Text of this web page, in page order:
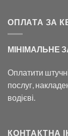
ОПЛАТА ЗА
МІНІМАЛЬНЕ
Оплатити
послуг,
водієві.
КОНТАКТНА